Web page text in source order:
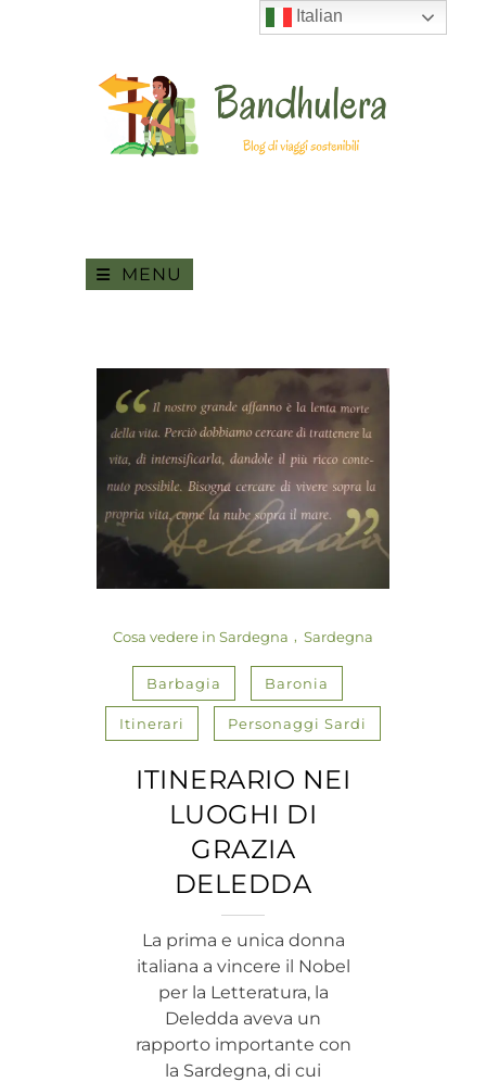
MENU
Cosa vedere in Sardegna Sardegna
Barbagia Baronia
Itinerari Personaggi Sardi
ITINERARIO NEI
LUOGHI DI
GRAZIA
DELEDDA
La prima e unica donna
italiana a vincere il Nobel
per la Letteratura, la
Deledda aveva un
rapporto importante con
la Sardegna, di cui
Italian